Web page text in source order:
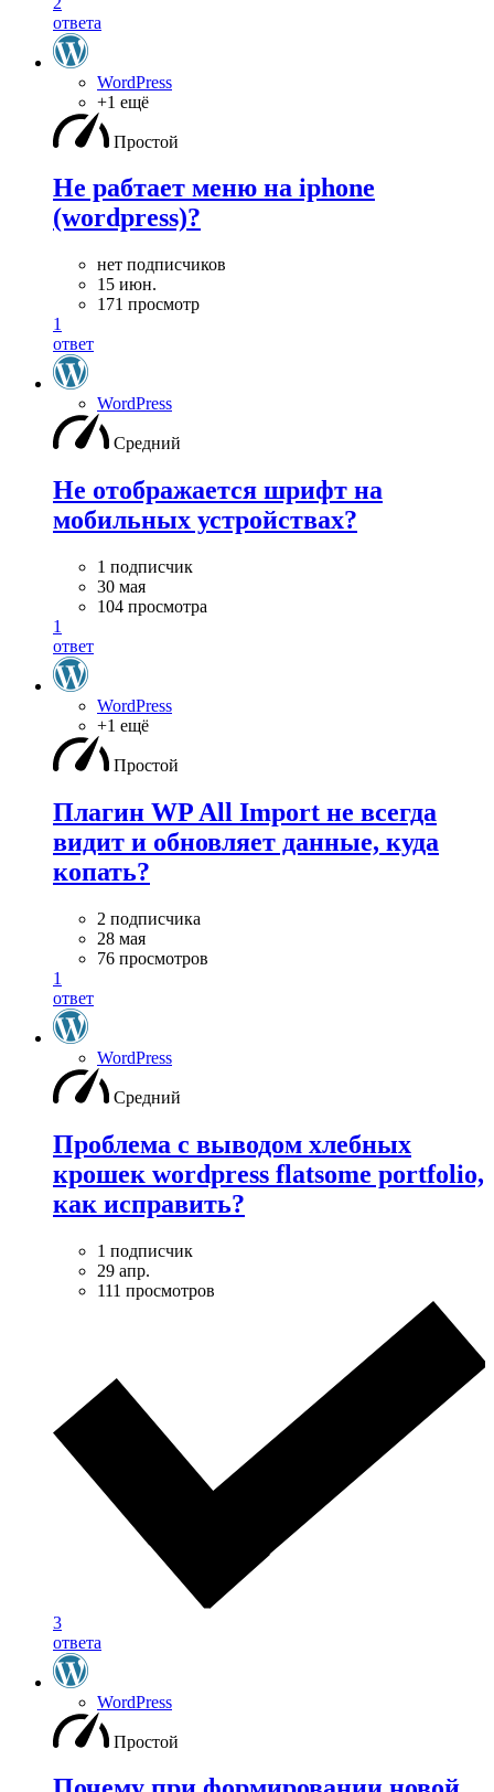
ответа
WordPress
+1 ещё
Простой
Не рабтает меню на iphone
(wordpress)?
нет подписчиков
15 июн.
171 просмотр
1
ответ
WordPress
Средний
Не отображается шрифт на
мобильных устройствах?
1 подписчик
30 мая
104 просмотра
1
ответ
WordPress
+1 ещё
Простой
Плагин WP All Import не всегда
видит и обновляет данные, куда
копать?
2 подписчика
28 мая
76 просмотров
1
ответ
WordPress
Средний
Проблема с выводом хлебных
крошек wordpress flatsome portfolio,
как исправить?
1 подписчик
29 апр.
111 просмотров
3
ответа
WordPress
Простой